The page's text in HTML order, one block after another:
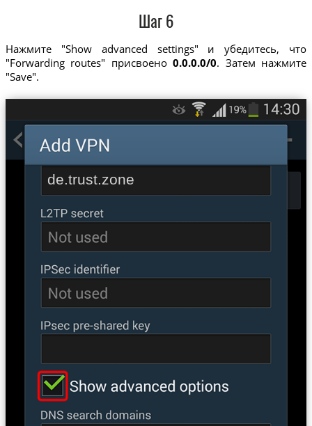
Шаг 6
Нажмите "Show advanced settings" и убедитесь, что
"Forwarding routes" присвоено0.0.0.0/0. Затем нажмите
"Save".
de.trust.zone